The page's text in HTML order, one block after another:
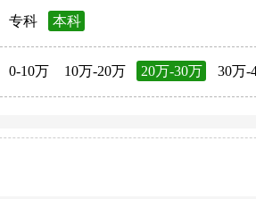
专科 本科
0-10万 10万-20万 20万-30万 30万-